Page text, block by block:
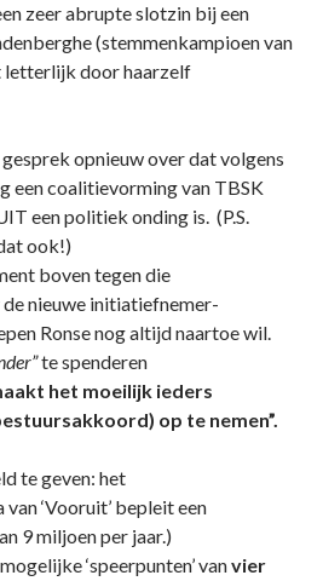
zeer abrupte slotzin bij een
(stemmenkampioen van
letterlijk door haarzelf
opnieuw over dat volgens
een coalitievorming van TBSK
een politiek onding is. (P.S.
ook!)
boven tegen die
nieuwe initiatiefnemer-
Ronse nog altijd naartoe wil.
te spenderen
het moeilijk ieders
op te nemen”.
te geven: het
‘Vooruit’ bepleit een
9 miljoen per jaar.)
‘speerpunten’ vanvier